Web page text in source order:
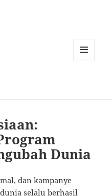
Dunia
dan kampanye
selalu berhasil